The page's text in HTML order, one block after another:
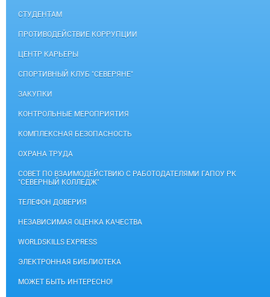
СТУДЕНТАМ
ПРОТИВОДЕЙСТВИЕ КОРРУПЦИИ
ЦЕНТР КАРЬЕРЫ
СПОРТИВНЫЙ КЛУБ "СЕВЕРЯНЕ"
ЗАКУПКИ
КОНТРОЛЬНЫЕ МЕРОПРИЯТИЯ
КОМПЛЕКСНАЯ БЕЗОПАСНОСТЬ
ОХРАНА ТРУДА
СОВЕТ ПО ВЗАИМОДЕЙСТВИЮ С РАБОТОДАТЕЛЯМИ ГАПОУ РК
"СЕВЕРНЫЙ КОЛЛЕДЖ"
ТЕЛЕФОН ДОВЕРИЯ
НЕЗАВИСИМАЯ ОЦЕНКА КАЧЕСТВА
WORLDSKILLS EXPRESS
ЭЛЕКТРОННАЯ БИБЛИОТЕКА
МОЖЕТ БЫТЬ ИНТЕРЕСНО!